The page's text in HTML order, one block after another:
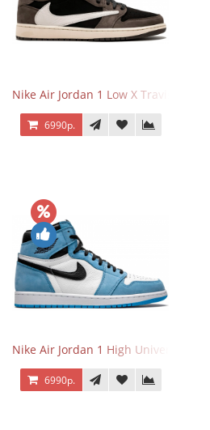
Nike Air Jordan 1 Low X Travis Scott
6990р.
Nike Air Jordan 1 High University Blue
6990р.